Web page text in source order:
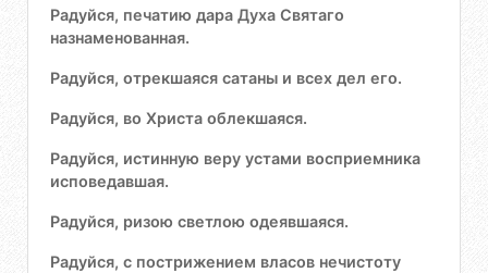
Радуйся, печатию дара Духа Святаго
назнаменованная.
Радуйся, отрекшаяся сатаны и всех дел его.
Радуйся, во Христа облекшаяся.
Радуйся, истинную веру устами восприемника
исповедавшая.
Радуйся, ризою светлою одеявшаяся.
Радуйся, с пострижением власов нечистоту